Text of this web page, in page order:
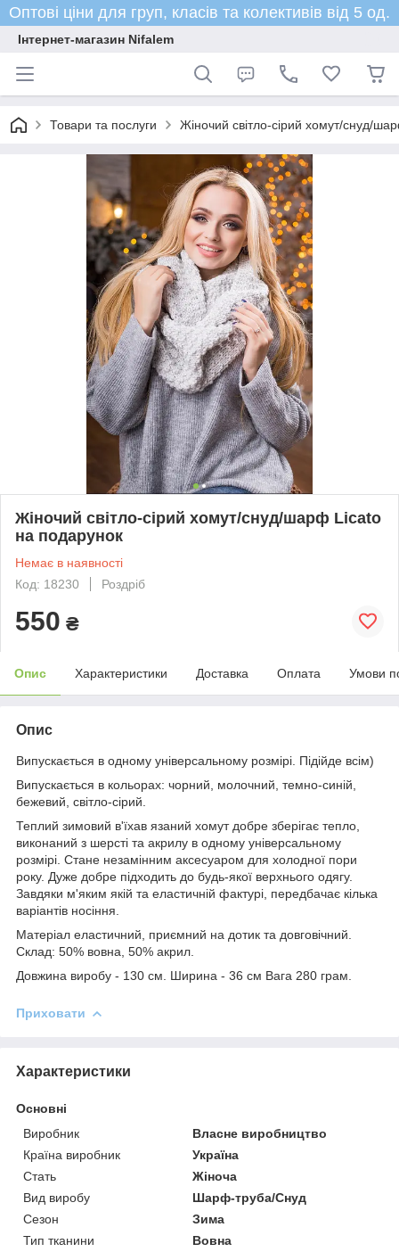
Оптові ціни для груп, класів та колективів від 5 од.
Інтернет-магазин Nifalem
Товари та послуги Жіночий світло-сірий хомут/снуд/
Жіночий світло-сірий хомут/снуд/шарф Licato
на подарунок
Немає в наявності
Код: 18230
Роздріб
550 ₴
Опис Характеристики Доставка Оплата Умови
Опис
Випускається в одному універсальному розмірі. Підійде всім)
Випускається в кольорах: чорний, молочний, темно-синій,
бежевий, світло-сірий.
Теплий зимовий в'їхав язаний хомут добре зберігає тепло,
виконаний з шерсті та акрилу в одному універсальному
розмірі. Стане незамінним аксесуаром для холодної пори
року. Дуже добре підходить до будь-якої верхнього одягу.
Завдяки м'яким якій та еластичній фактурі, передбачає кілька
варіантів носіння.
Матеріал еластичний, приємний на дотик та довговічний.
Склад: 50% вовна, 50% акрил.
Довжина виробу - 130 см. Ширина - 36 см Вага 280 грам.
Приховати
Характеристики
Основні
Виробник
Власне виробництво
Країна виробник
Україна
Стать
Жіноча
Вид виробу
Шарф-труба/Снуд
Сезон
Зима
Тип тканини
Вовна